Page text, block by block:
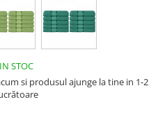
IN STOC
si produsul ajunge la tine in 1-2